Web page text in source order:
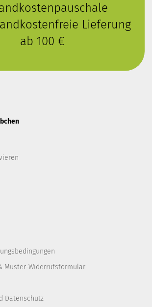
Lieferung
ab 100 €
Muster-Widerrufsformular
Datenschutz